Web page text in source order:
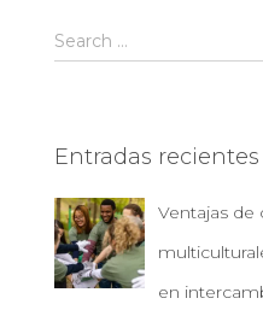
S
e
h
o
r
:
Search …
Entradas recientes
Ventajas de
en